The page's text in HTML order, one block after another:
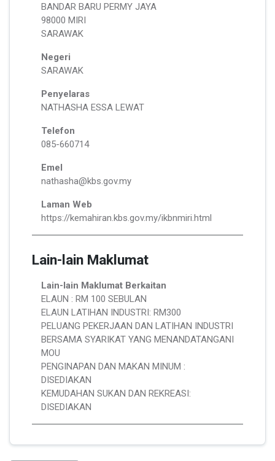
BANDAR BARU PERMY JAYA
98000 MIRI
SARAWAK
Negeri
SARAWAK
Penyelaras
NATHASHA ESSA LEWAT
Telefon
085-660714
Emel
nathasha@kbs.gov.my
Laman Web
https://kemahiran.kbs.gov.my/ikbnmiri.html
Lain-lain Maklumat
Lain-lain Maklumat Berkaitan
ELAUN : RM 100 SEBULAN
ELAUN LATIHAN INDUSTRI: RM300
PELUANG PEKERJAAN DAN LATIHAN INDUSTRI
BERSAMA SYARIKAT YANG MENANDATANGANI
MOU
PENGINAPAN DAN MAKAN MINUM :
DISEDIAKAN
KEMUDAHAN SUKAN DAN REKREASI:
DISEDIAKAN